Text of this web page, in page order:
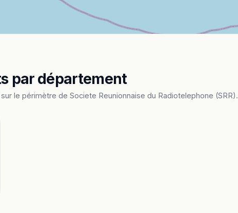
par département
le périmètre de Societe Reunionnaise du Radiotelephone (SRR).